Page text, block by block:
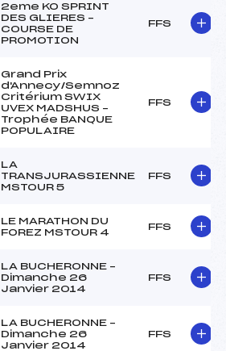
2eme KO SPRINT
DES GLIERES –
COURSE DE
PROMOTION
FFS
Grand Prix
d'Annecy/Semnoz
Critérium SWIX
UVEX MADSHUS –
Trophée BANQUE
POPULAIRE
FFS
LA
TRANSJURASSIENNE
MSTOUR 5
FFS
LE MARATHON DU
FOREZ MSTOUR 4
FFS
LA BUCHERONNE –
Dimanche 26
Janvier 2014
FFS
LA BUCHERONNE –
Dimanche 26
Janvier 2014
FFS